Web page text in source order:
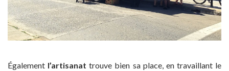
Également l’artisanat trouve bien sa place, en travaillant le